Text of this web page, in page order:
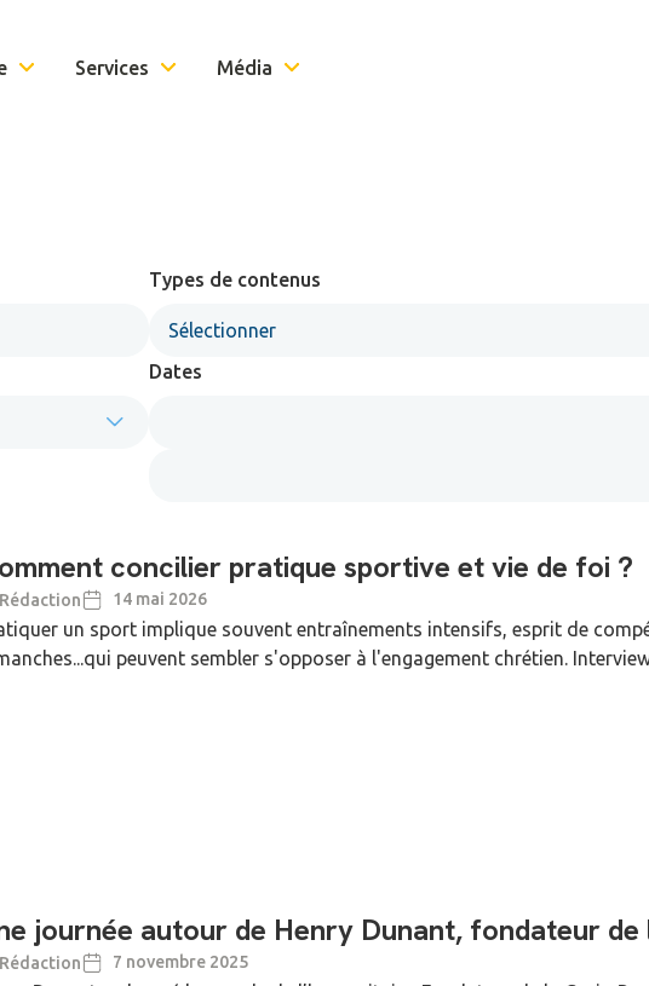
Services Média
Types de contenus
Sélectionner
Dates
concilier pratique sportive et vie de foi ?
Rédaction 14 mai 2026
un sport implique souvent entraînements intensifs, esprit de
peuvent sembler s'opposer à l'engagement chrétien.
journée autour de Henry Dunant, fondateur de
Rédaction 7 novembre 2025